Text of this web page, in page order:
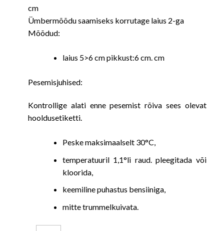
cm
Ümbermõõdu saamiseks korrutage laius 2-ga
Mõõdud:
laius 5>6 cm pikkust:6 cm. cm
Pesemisjuhised:
Kontrollige alati enne pesemist rõiva sees olevat
hooldusetiketti.
Peske maksimaalselt 30°C,
temperatuuril 1,1°li raud. pleegitada või
kloorida,
keemiline puhastus bensiiniga,
mitte trummelkuivata.